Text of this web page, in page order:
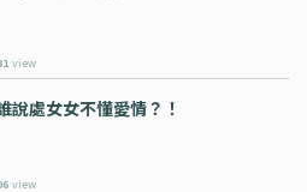
view
說處女女不懂愛情？！
view